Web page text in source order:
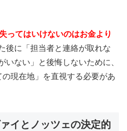
の詳細を確認
額制で始めやすい
サブスク型料金
ってはいけないのはお金より
後に「担当者と連絡が取れな
いない」と後悔しないために、
現在地」を直視する必要があ
イとノッツェの決定的